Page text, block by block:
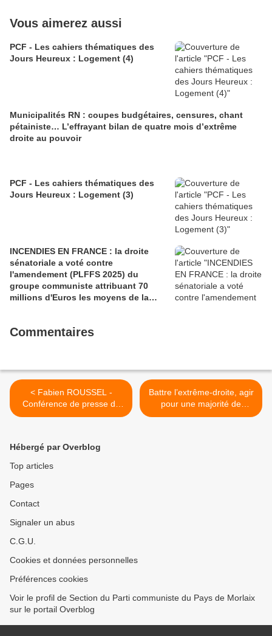
Vous aimerez aussi
PCF - Les cahiers thématiques des
Jours Heureux : Logement (4)
Municipalités RN : coupes budgétaires, censures, chant
pétainiste… L’effrayant bilan de quatre mois d’extrême
droite au pouvoir
PCF - Les cahiers thématiques des
Jours Heureux : Logement (3)
INCENDIES EN FRANCE : la droite
sénatoriale a voté contre
l'amendement (PLFFS 2025) du
groupe communiste attribuant 70
millions d'Euros les moyens de la
Commentaires
< Fabien ROUSSEL -
Conférence de presse de
Fabien Roussel (14 avril
Battre l’extrême-droite, agir
pour une majorité de
gauche à l’Assemblée et
Hébergé par Overblog
Top articles
Pages
Contact
Signaler un abus
C.G.U.
Cookies et données personnelles
Préférences cookies
Voir le profil de Section du Parti communiste du Pays de Morlaix
sur le portail Overblog